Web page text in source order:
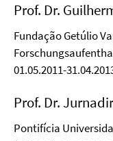
Prof. Dr.
Fundação Getúlio
01.05.2011-
Prof. Dr.
Pontifícia